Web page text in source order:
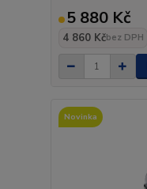
5 880 Kč
4 860 Kčbez DPH
Novinka